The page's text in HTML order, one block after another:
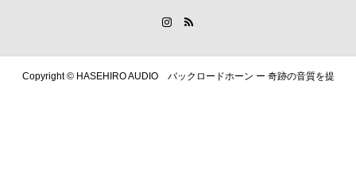
Copyright ©HASEHIRO AUDIO バックロードホーン ー 奇跡の音質を提